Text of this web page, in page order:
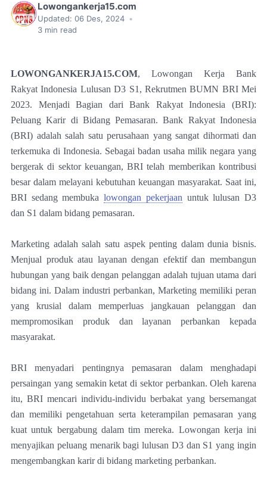
Lowongankerja15.com
Updated: 06 Des, 2024 •
3 min read
LOWONGANKERJA15.COM, Lowongan Kerja Bank
Rakyat Indonesia Lulusan D3 S1, Rekrutmen BUMN BRI Mei
2023. Menjadi Bagian dari Bank Rakyat Indonesia (BRI):
Peluang Karir di Bidang Pemasaran. Bank Rakyat Indonesia
(BRI) adalah salah satu perusahaan yang sangat dihormati dan
terkemuka di Indonesia. Sebagai badan usaha milik negara yang
bergerak di sektor keuangan, BRI telah memberikan kontribusi
besar dalam melayani kebutuhan keuangan masyarakat. Saat ini,
BRI sedang membukalowongan pekerjaan untuk lulusan D3
dan S1 dalam bidang pemasaran.
Marketing adalah salah satu aspek penting dalam dunia bisnis.
Menjual produk atau layanan dengan efektif dan membangun
hubungan yang baik dengan pelanggan adalah tujuan utama dari
bidang ini. Dalam industri perbankan, Marketing memiliki peran
yang krusial dalam memperluas jangkauan pelanggan dan
mempromosikan produk dan layanan perbankan kepada
masyarakat.
BRI menyadari pentingnya pemasaran dalam menghadapi
persaingan yang semakin ketat di sektor perbankan. Oleh karena
itu, BRI mencari individu-individu berbakat yang bersemangat
dan memiliki pengetahuan serta keterampilan pemasaran yang
kuat untuk bergabung dalam tim mereka. Lowongan kerja ini
menyajikan peluang menarik bagi lulusan D3 dan S1 yang ingin
mengembangkan karir di bidang marketing perbankan.